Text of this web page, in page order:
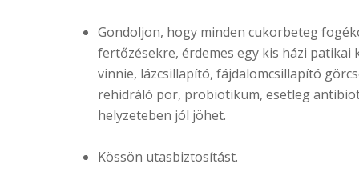
Gondoljon, hogy minden cukorbeteg
fertőzésekre, érdemes egy kis házi patikai
vinnie, lázcsillapító, fájdalomcsillapító
rehidráló por, probiotikum, esetleg
helyzeteben jól jöhet.
Kössön utasbiztosítást.